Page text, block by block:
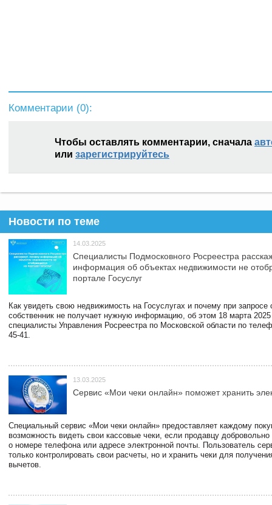
Комментарии (0):
Чтобы оставлять комментарии, сначала
или зарегистрируйтесь
Новости по теме
14.03.2025
Специалисты Подмосковного Росреестра
информация об объектах недвижимости не
портале Госуслуг
Как увидеть свою недвижимость на Госуслугах и почему при запросе
собственник не получает нужную информацию, об этом 18 марта 2025
специалисты Управления Росреестра по Московской области по
45-41.
13.03.2025
Сервис «Мои чеки онлайн» поможет хранить
Специальный сервис «Мои чеки онлайн» предоставляет каждому
возможность видеть свои кассовые чеки, если продавцу
о номере телефона или адресе электронной почты. Пользователь
только контролировать свои расчеты, но и хранить чеки для
вычетов.